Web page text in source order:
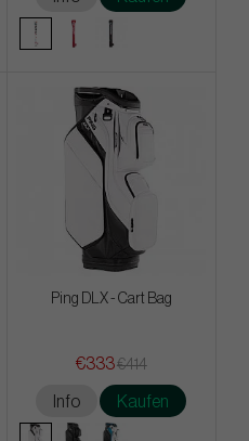
Ping DLX - Cart Bag
€333€414
Info Kaufen